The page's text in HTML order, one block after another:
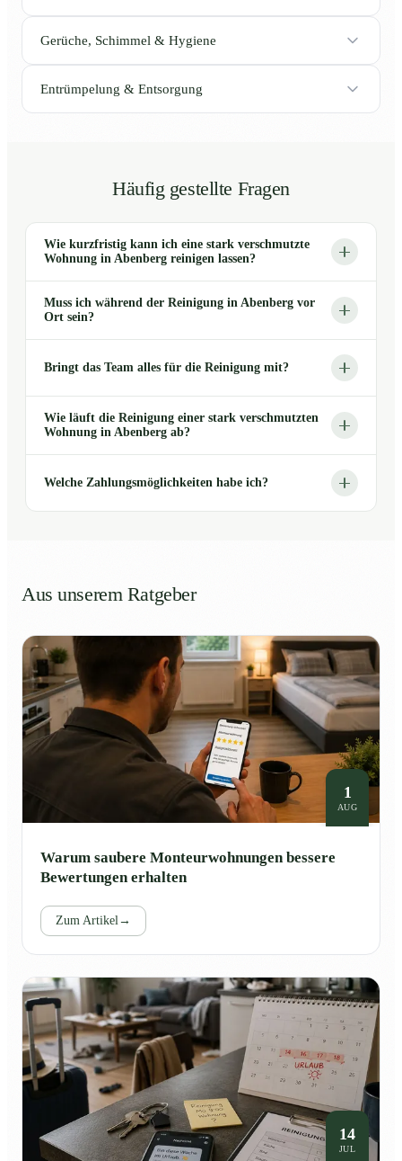
Gerüche, Schimmel & Hygiene
Entrümpelung & Entsorgung
Häufig gestellte Fragen
Wie kurzfristig kann ich eine stark verschmutzte
Wohnung in Abenberg reinigen lassen?
Muss ich während der Reinigung in Abenberg vor
Ort sein?
Bringt das Team alles für die Reinigung mit?
Wie läuft die Reinigung einer stark verschmutzten
Wohnung in Abenberg ab?
Welche Zahlungsmöglichkeiten habe ich?
Aus unserem Ratgeber
1
AUG
Warum saubere Monteurwohnungen bessere
Bewertungen erhalten
Zum Artikel→
14
JUL